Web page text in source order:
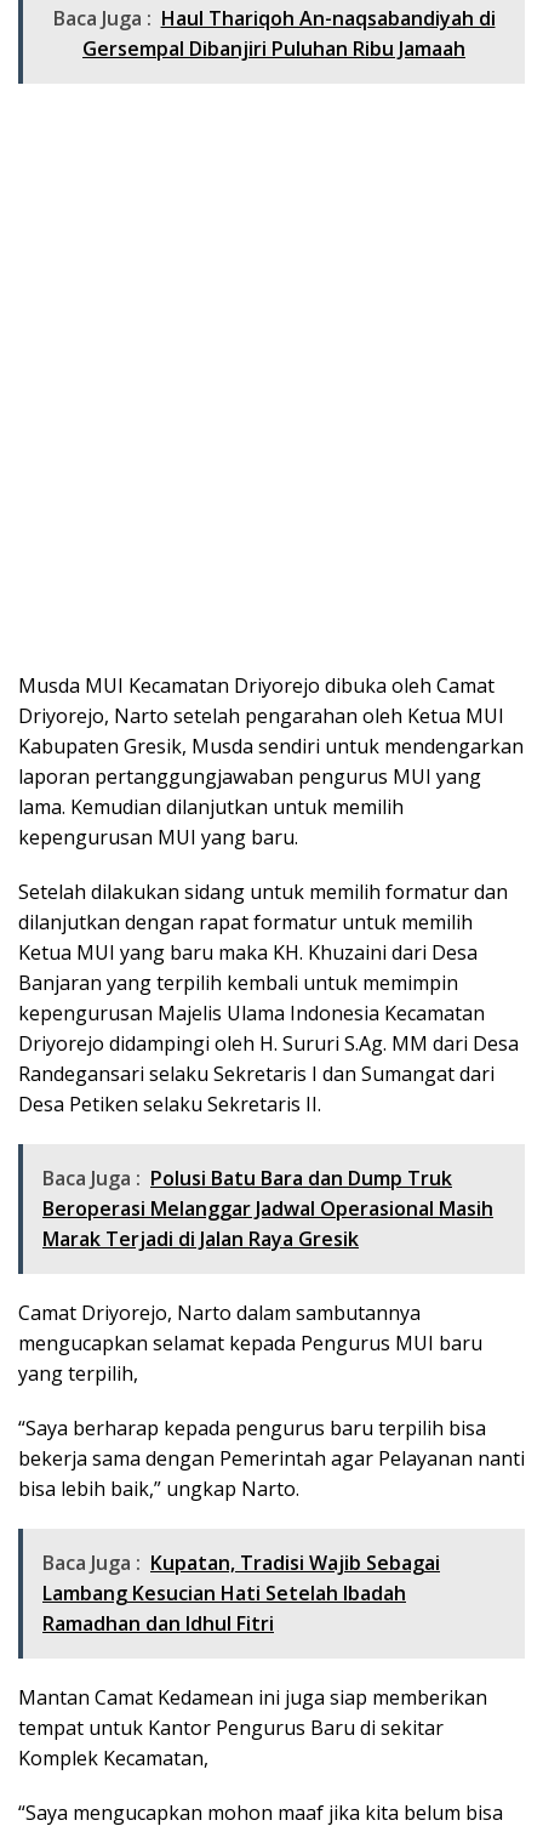
Baca Juga : Haul Thariqoh An-naqsabandiyah di
Gersempal Dibanjiri Puluhan Ribu Jamaah
Musda MUI Kecamatan Driyorejo dibuka oleh Camat
Driyorejo, Narto setelah pengarahan oleh Ketua MUI
Kabupaten Gresik, Musda sendiri untuk mendengarkan
laporan pertanggungjawaban pengurus MUI yang
lama. Kemudian dilanjutkan untuk memilih
kepengurusan MUI yang baru.
Setelah dilakukan sidang untuk memilih formatur dan
dilanjutkan dengan rapat formatur untuk memilih
Ketua MUI yang baru maka KH. Khuzaini dari Desa
Banjaran yang terpilih kembali untuk memimpin
kepengurusan Majelis Ulama Indonesia Kecamatan
Driyorejo didampingi oleh H. Sururi S.Ag. MM dari Desa
Randegansari selaku Sekretaris I dan Sumangat dari
Desa Petiken selaku Sekretaris II.
Baca Juga : Polusi Batu Bara dan Dump Truk
Beroperasi Melanggar Jadwal Operasional Masih
Marak Terjadi di Jalan Raya Gresik
Camat Driyorejo, Narto dalam sambutannya
mengucapkan selamat kepada Pengurus MUI baru
yang terpilih,
“Saya berharap kepada pengurus baru terpilih bisa
bekerja sama dengan Pemerintah agar Pelayanan nanti
bisa lebih baik,” ungkap Narto.
Baca Juga : Kupatan, Tradisi Wajib Sebagai
Lambang Kesucian Hati Setelah Ibadah
Ramadhan dan Idhul Fitri
Mantan Camat Kedamean ini juga siap memberikan
tempat untuk Kantor Pengurus Baru di sekitar
Komplek Kecamatan,
“Saya mengucapkan mohon maaf jika kita belum bisa